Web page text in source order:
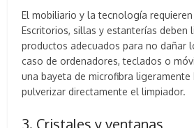
El mobiliario y la tecnología
Escritorios, sillas y estanterías deben
productos adecuados para no dañar
caso de ordenadores, teclados o
una bayeta de microfibra ligeramente
pulverizar directamente el limpiador.
3. Cristales y ventanas